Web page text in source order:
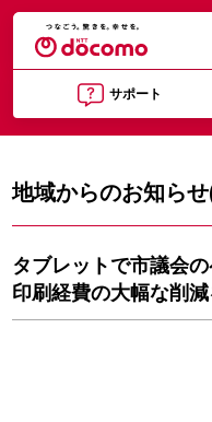
サポート
地域からのお知ら
タブレットで市議会
印刷経費の大幅な削減